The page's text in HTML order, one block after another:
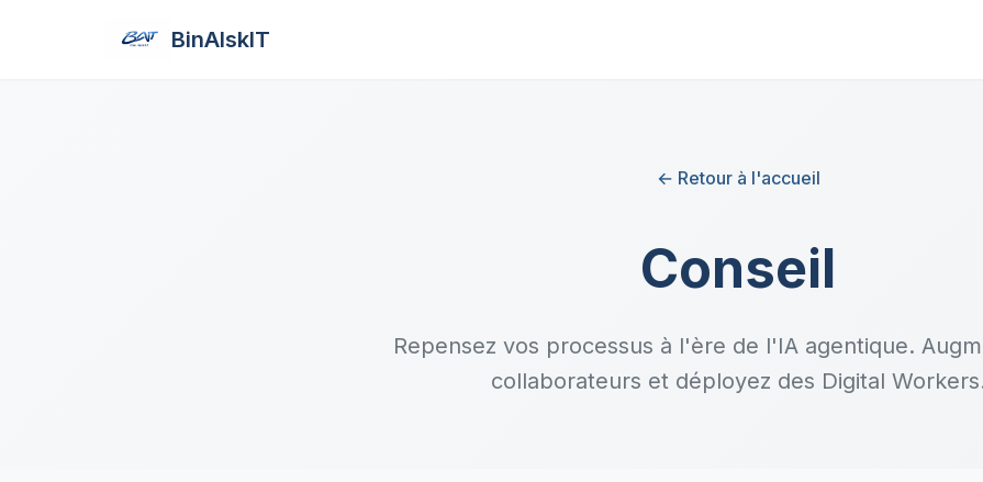
BinAIskIT
← Retour à l'accueil
Conseil
Repensez vos processus à l'ère de l'IA agentique.
collaborateurs et déployez des Digital